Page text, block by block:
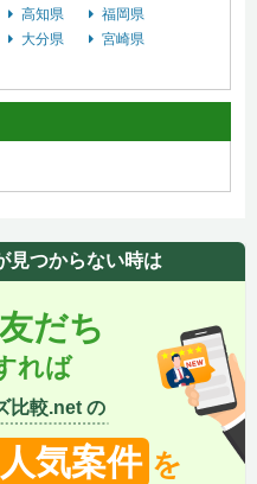
高知県
福岡県
大分県
宮崎県
見つからない時は
だち
れば
比較.net の
人気案件 を